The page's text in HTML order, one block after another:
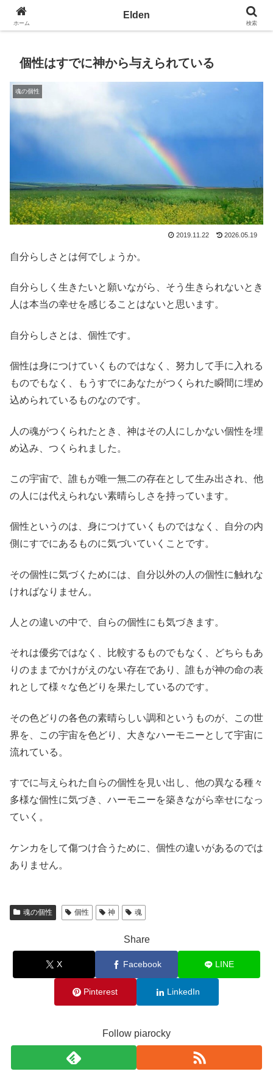
光の園エルデン - 地球を愛の星へ
個性はすでに神から与えられている
魂の個性
2019.11.22 2026.05.19
自分らしさとは何でしょうか。
自分らしく生きたいと願いながら、そう生きられないとき
人は本当の幸せを感じることはないと思います。
自分らしさとは、個性です。
個性は身につけていくものではなく、努力して手に入れる
ものでもなく、もうすでにあなたがつくられた瞬間に埋め
込められているものなのです。
人の魂がつくられたとき、神はその人にしかない個性を埋
め込み、つくられました。
この宇宙で、誰もが唯一無二の存在として生み出され、他
の人には代えられない素晴らしさを持っています。
個性というのは、身につけていくものではなく、自分の内
側にすでにあるものに気づいていくことです。
その個性に気づくためには、自分以外の人の個性に触れな
ければなりません。
人との違いの中で、自らの個性にも気づきます。
それは優劣ではなく、比較するものでもなく、どちらもあ
りのままでかけがえのない存在であり、誰もが神の命の表
れとして様々な色どりを果たしているのです。
その色どりの各色の素晴らしい調和というものが、この世
界を、この宇宙を色どり、大きなハーモニーとして宇宙に
流れている。
すでに与えられた自らの個性を見い出し、他の異なる種々
多様な個性に気づき、ハーモニーを築きながら幸せになっ
ていく。
ケンカをして傷つけ合うために、個性の違いがあるのでは
ありません。
魂の個性 個性 神 魂
Share
X Facebook LINE
Pinterest LinkedIn
Follow piarocky
ホーム
Elden
検索